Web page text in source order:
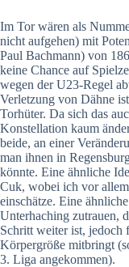
Im Tor wären als
nicht aufgehen) mit
Paul Bachmann) von
keine Chance auf
wegen der U23-Regel
Verletzung von Dähne
Torhüter. Da sich das
Konstellation kaum
beide, an einer
man ihnen in
könnte. Eine ähnliche
Cuk, wobei ich vor
einschätze. Eine
Unterhaching zutrauen,
Schritt weiter ist, jedoch
Körpergröße mitbringt
3. Liga angekommen).